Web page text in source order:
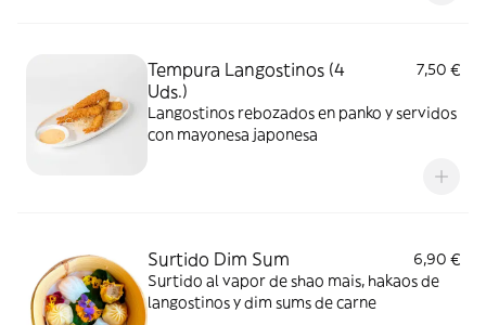
Tempura Langostinos (4
Uds.)
7,50 €
Langostinos rebozados en panko y servidos
con mayonesa japonesa
Surtido Dim Sum
6,90 €
Surtido al vapor de shao mais, hakaos de
langostinos y dim sums de carne